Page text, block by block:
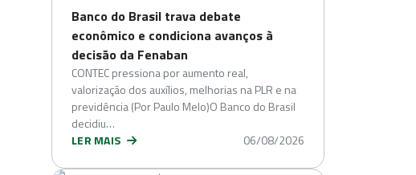
Banco do Brasil trava debate
econômico e condiciona avanços à
decisão da Fenaban
CONTEC pressiona por aumento real,
valorização dos auxílios, melhorias na PLR e na
previdência (Por Paulo Melo)O Banco do Brasil
decidiu…
LER MAIS
06/08/2026